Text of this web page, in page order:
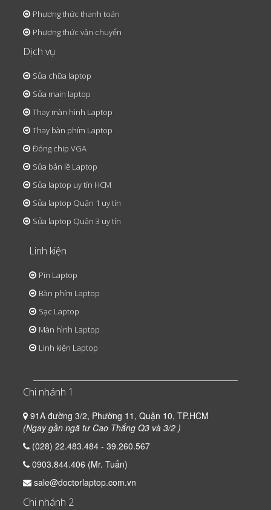
Phương thức thanh toán
Phương thức vận chuyển
Dịch vụ
Sửa chữa laptop
Sửa main laptop
Thay màn hình Laptop
Thay bàn phím Laptop
Đóng chip VGA
Sửa bản lề Laptop
Sửa laptop uy tín HCM
Sửa laptop Quận 1 uy tín
Sửa laptop Quận 3 uy tín
Linh kiện
Pin Laptop
Bàn phím Laptop
Sạc Laptop
Màn hình Laptop
Linh kiện Laptop
Chi nhánh 1
91A đường 3/2, Phường 11, Quận 10, TP.HCM
(Ngay gần ngã tư Cao Thắng Q3 và 3/2 )
(028) 22.483.484 - 39.260.567
0903.844.406 (Mr. Tuấn)
sale@doctorlaptop.com.vn
Chi nhánh 2